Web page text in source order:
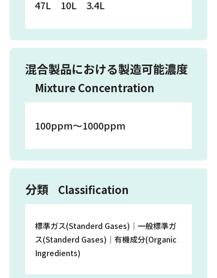
47L 10L 3.4L
混合製品における製造可能濃度
Mixture Concentration
100ppm～1000ppm
分類 Classification
標準ガス(Standerd Gases)｜一般標準ガ
ス(Standerd Gases)｜有機成分(Organic
Ingredients)